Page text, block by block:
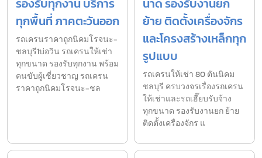
รองรับทุกงาน บริการ
ทุกพื้นที่ ภาคตะวันออก
รถเครนราคาถูกนิคมโรจนะ-
ชลบุรี1บ่อวิน รถเครนให้เช่า
ทุกขนาด รองรับทุกงาน พร้อม
คนขับผู้เชี่ยวชาญ รถเครน
ราคาถูกนิคมโรจนะ-ชล
นาด รองรับงานยก
ย้าย ติดตั้งเครื่องจักร
และโครงสร้างเหล็กทุก
รูปแบบ
รถเครนให้เช่า 80 ตันนิคม
ชลบุรี ครบวงจรเรื่องรถเครน
ให้เช่าและรถเฮี๊ยบรับจ้าง
ทุกขนาด รองรับงานยก ย้าย
ติดตั้งเครื่องจักร แ